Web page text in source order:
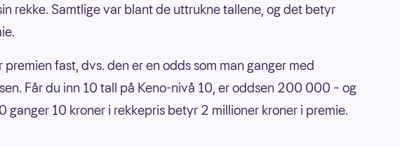
rekke. Samtlige var blant de uttrukne tallene, og det betyr
premien fast, dvs. den er en odds som man ganger med
Får du inn 10 tall på Keno-nivå 10, er oddsen 200 000 – og
10 kroner i rekkepris betyr 2 millioner kroner i premie.